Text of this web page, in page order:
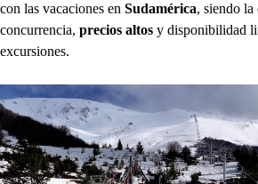
con las vacaciones en Sudamérica, siendo la
concurrencia, precios altos y disponibilidad
excursiones.